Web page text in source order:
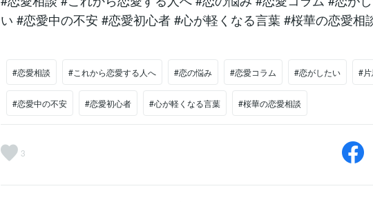
い #恋愛中の不安 #恋愛初心者 #心が軽くなる言葉 #桜華の恋愛相
#恋愛相談 #これから恋愛する人へ #恋の悩み #恋愛コラム #恋がしたい #
#恋愛中の不安 #恋愛初心者 #心が軽くなる言葉 #桜華の恋愛相談
3